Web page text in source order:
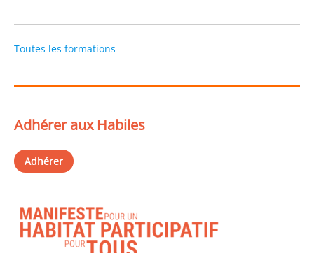
Toutes les formations
Adhérer aux Habiles
Adhérer